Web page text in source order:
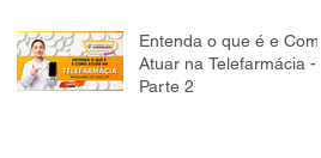
Entenda o que é e Como
Atuar na Telefarmácia -
Parte 2